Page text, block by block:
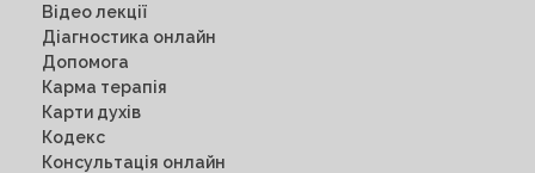
Відео лекції
Діагностика онлайн
Допомога
Карма терапія
Карти духів
Кодекс
Консультація онлайн